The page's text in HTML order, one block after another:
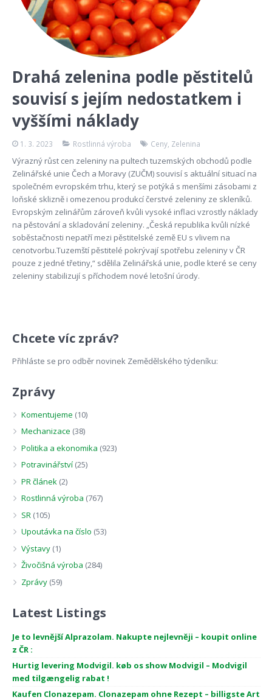
Drahá zelenina podle pěstitelů
souvisí s jejím nedostatkem i
vyššími náklady
1. 3. 2023 Rostlinná výroba Ceny, Zelenina
Výrazný růst cen zeleniny na pultech tuzemských obchodů podle
Zelinářské unie Čech a Moravy (ZUČM) souvisí s aktuální situací na
společném evropském trhu, který se potýká s menšími zásobami z
loňské sklizně i omezenou produkcí čerstvé zeleniny ze skleníků.
Evropským zelinářům zároveň kvůli vysoké inflaci vzrostly náklady
na pěstování a skladování zeleniny. „Česká republika kvůli nízké
soběstačnosti nepatří mezi pěstitelské země EU s vlivem na
cenotvorbu.Tuzemští pěstitelé pokrývají spotřebu zeleniny v ČR
pouze z jedné třetiny,“ sdělila Zelinářská unie, podle které se ceny
zeleniny stabilizují s příchodem nové letošní úrody.
Chcete víc zpráv?
Přihláste se pro odběr novinek Zemědělského týdeníku:
Zprávy
Komentujeme (10)
Mechanizace (38)
Politika a ekonomika (923)
Potravinářství (25)
PR článek (2)
Rostlinná výroba (767)
SR (105)
Upoutávka na číslo (53)
Výstavy (1)
Živočišná výroba (284)
Zprávy (59)
Latest Listings
Je to levnější Alprazolam. Nakupte nejlevněji – koupit online
z ČR :
Hurtig levering Modvigil. køb os show Modvigil – Modvigil
med tilgængelig rabat !
Kaufen Clonazepam. Clonazepam ohne Rezept – billigste Art